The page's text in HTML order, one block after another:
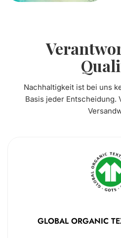
Nachhaltigkeit ist bei uns
Basis jeder Entscheidung.
GLOBAL ORGANIC